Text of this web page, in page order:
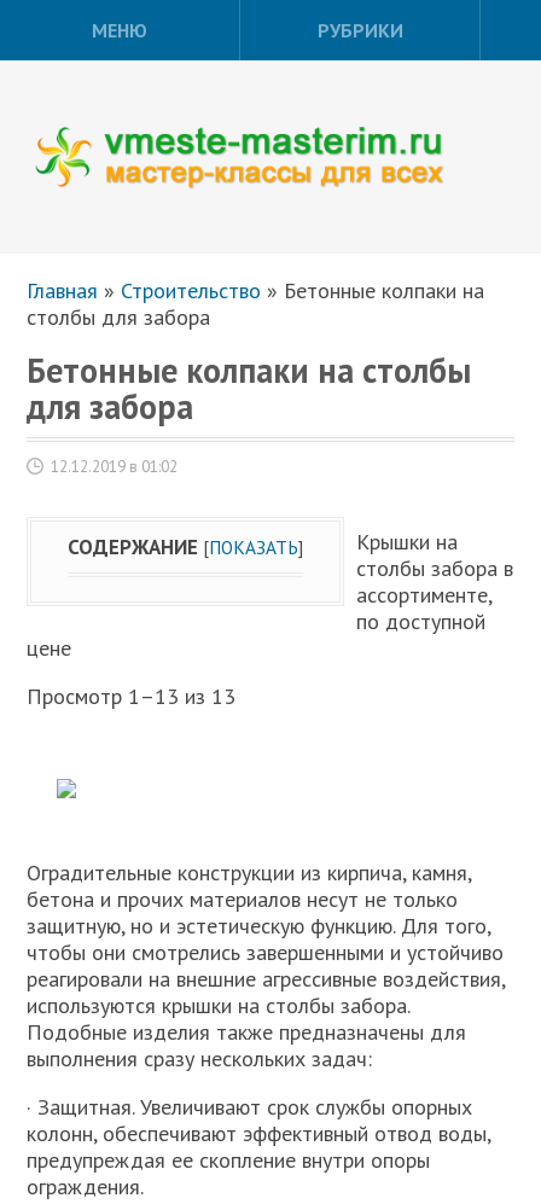
МЕНЮ РУБРИКИ
Главная » Строительство » Бетонные колпаки на
столбы для забора
Бетонные колпаки на столбы
для забора
12.12.2019 в 01:02
СОДЕРЖАНИЕ [ПОКАЗАТЬ]
Крышки на
столбы забора в
ассортименте,
по доступной
цене
Просмотр 1–13 из 13
Оградительные конструкции из кирпича, камня,
бетона и прочих материалов несут не только
защитную, но и эстетическую функцию. Для того,
чтобы они смотрелись завершенными и устойчиво
реагировали на внешние агрессивные воздействия,
используются крышки на столбы забора.
Подобные изделия также предназначены для
выполнения сразу нескольких задач:
· Защитная. Увеличивают срок службы опорных
колонн, обеспечивают эффективный отвод воды,
предупреждая ее скопление внутри опоры
ограждения.